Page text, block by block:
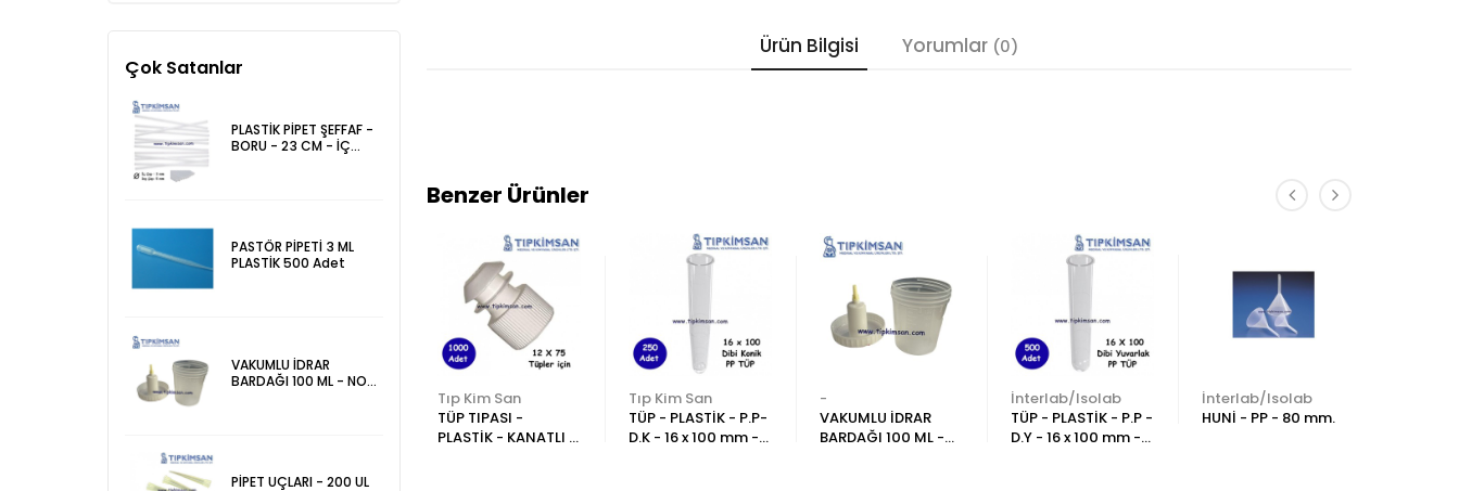
Ürün Bilgisi Yorumlar (0)
Benzer Ürünler
İnterlab/Isolab
Tıp Kim San
TÜP TIPASI -
PLASTİK - KANATLI -
Tıp Kim San
TÜP - PLASTİK - P.P-
D.K - 16 x 100 mm -
-
VAKUMLU İDRAR
BARDAĞI 100 ML -
İnterlab/Isolab
TÜP - PLASTİK - P.P -
D.Y - 16 x 100 mm -
İnterlab/Isolab
HUNİ - PP - 80 mm.
Çok Satanlar
PLASTİK PİPET ŞEFFAF -
BORU - 23 CM - İÇ
PASTÖR PİPETİ 3 ML
PLASTİK 500 Adet
VAKUMLU İDRAR
BARDAĞI 100 ML - NON
PİPET UÇLARI - 200 UL